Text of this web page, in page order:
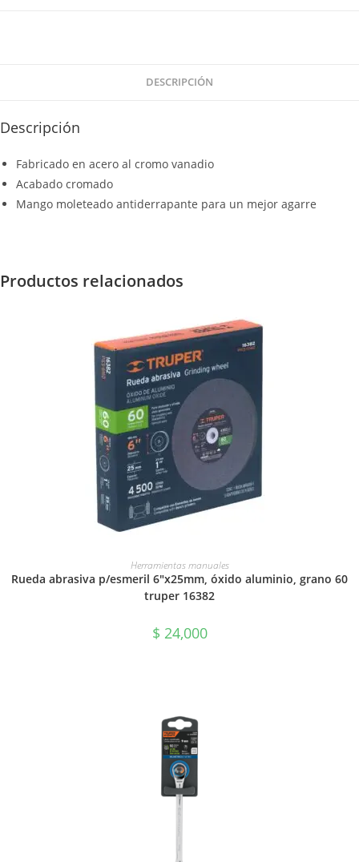
DESCRIPCIÓN
Descripción
Fabricado en acero al cromo vanadio
Acabado cromado
Mango moleteado antiderrapante para un mejor agarre
Productos relacionados
AÑADIR AL CARRITO
Herramientas manuales
Rueda abrasiva p/esmeril 6″x25mm, óxido aluminio, grano 60
truper 16382
$ 24,000